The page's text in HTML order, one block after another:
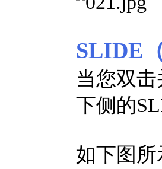
SLIDE
当您双
下侧的
如下图